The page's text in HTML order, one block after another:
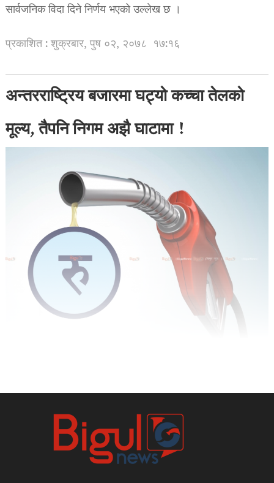
सार्वजनिक विदा दिने निर्णय भएको उल्लेख छ ।
प्रकाशित : शुक्रबार, पुष ०२, २०७८ १७:१६
अन्तरराष्ट्रिय बजारमा घट्यो कच्चा तेलको
मूल्य, तैपनि निगम अझै घाटामा !